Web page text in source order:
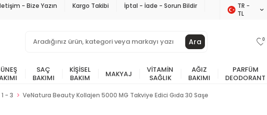
- Bize Yazın Kargo Takibi İptal - İade - Sorun Bildir
TR −
TL
Ara 0
SAÇ
BAKIMI
KIŞISEL
BAKIM
MAKYAJ
VITAMIN
SAĞLIK
AĞIZ
BAKIMI
PARFÜM
DEODORANT
- 3 VeNatura Beauty Kollajen 5000 MG Takviye Edici Gıda 30 Saşe